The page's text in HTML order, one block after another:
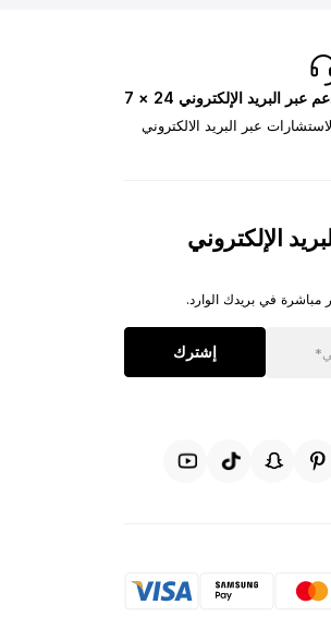
عبر البريد الإلكتروني 24 × 7
عبر البريد الالكتروني
الإلكتروني
في بريدك الوارد.
إشترك